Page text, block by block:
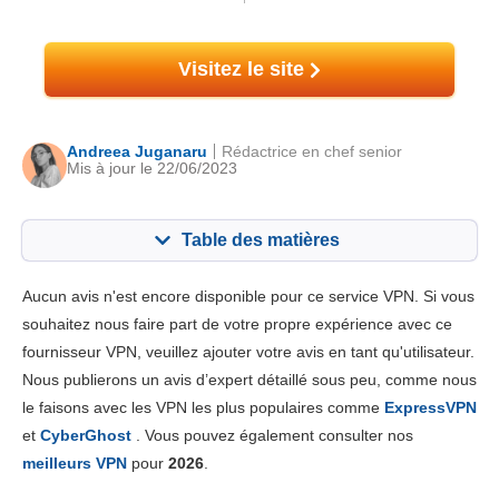
Visitez le site
Andreea Juganaru
Mis à jour le 22/06/2023
Rédactrice en chef senior
Table des matières
Fonctionnalités principales 3.5
Installation et Apps 5.3
Fiabilité & support 3.3
Aucun avis n'est encore disponible pour ce service VPN. Si vous
souhaitez nous faire part de votre propre expérience avec ce
fournisseur VPN, veuillez ajouter votre avis en tant qu'utilisateur.
Nous publierons un avis d’expert détaillé sous peu, comme nous
le faisons avec les VPN les plus populaires comme ExpressVPN
et CyberGhost
. Vous pouvez également consulter nos
meilleurs VPN pour 2026